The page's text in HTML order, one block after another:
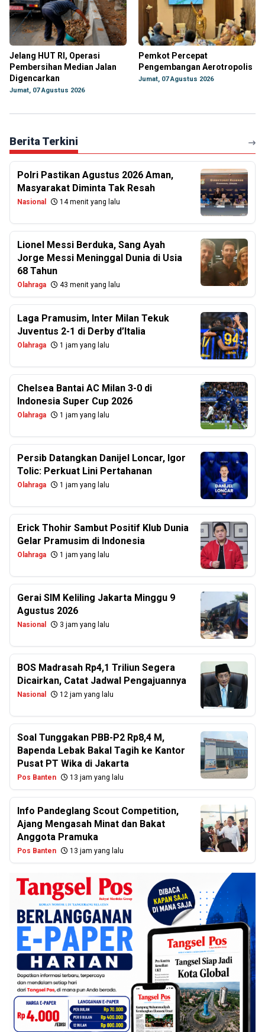
Jelang HUT RI, Operasi
Pembersihan Median Jalan
Digencarkan
Jumat, 07 Agustus 2026
Pemkot Percepat
Pengembangan Aerotropolis
Jumat, 07 Agustus 2026
Berita Terkini
Polri Pastikan Agustus 2026 Aman,
Masyarakat Diminta Tak Resah
Nasional 14 menit yang lalu
Lionel Messi Berduka, Sang Ayah
Jorge Messi Meninggal Dunia di Usia
68 Tahun
Olahraga 43 menit yang lalu
Laga Pramusim, Inter Milan Tekuk
Juventus 2-1 di Derby d’Italia
Olahraga 1 jam yang lalu
Chelsea Bantai AC Milan 3-0 di
Indonesia Super Cup 2026
Olahraga 1 jam yang lalu
Persib Datangkan Danijel Loncar, Igor
Tolic: Perkuat Lini Pertahanan
Olahraga 1 jam yang lalu
Erick Thohir Sambut Positif Klub Dunia
Gelar Pramusim di Indonesia
Olahraga 1 jam yang lalu
Gerai SIM Keliling Jakarta Minggu 9
Agustus 2026
Nasional 3 jam yang lalu
BOS Madrasah Rp4,1 Triliun Segera
Dicairkan, Catat Jadwal Pengajuannya
Nasional 12 jam yang lalu
Soal Tunggakan PBB-P2 Rp8,4 M,
Bapenda Lebak Bakal Tagih ke Kantor
Pusat PT Wika di Jakarta
Pos Banten 13 jam yang lalu
Info Pandeglang Scout Competition,
Ajang Mengasah Minat dan Bakat
Anggota Pramuka
Pos Banten 13 jam yang lalu